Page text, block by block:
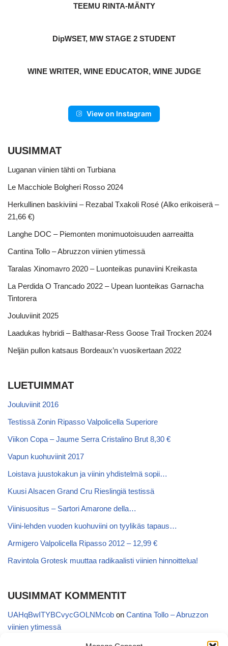
TEEMU RINTA-MÄNTY
DipWSET, MW STAGE 2 STUDENT
WINE WRITER, WINE EDUCATOR, WINE JUDGE
View on Instagram
UUSIMMAT
Luganan viinien tähti on Turbiana
Le Macchiole Bolgheri Rosso 2024
Herkullinen baskiviini – Rezabal Txakoli Rosé (Alko erikoiserä –
21,66 €)
Langhe DOC – Piemonten monimuotoisuuden aarreaitta
Cantina Tollo – Abruzzon viinien ytimessä
Taralas Xinomavro 2020 – Luonteikas punaviini Kreikasta
La Perdida O Trancado 2022 – Upean luonteikas Garnacha
Tintorera
Jouluviinit 2025
Laadukas hybridi – Balthasar-Ress Goose Trail Trocken 2024
Neljän pullon katsaus Bordeaux’n vuosikertaan 2022
LUETUIMMAT
Jouluviinit 2016
Testissä Zonin Ripasso Valpolicella Superiore
Viikon Copa – Jaume Serra Cristalino Brut 8,30 €
Vapun kuohuviinit 2017
Loistava juustokakun ja viinin yhdistelmä sopii…
Kuusi Alsacen Grand Cru Rieslingiä testissä
Viinisuositus – Sartori Amarone della…
Viini-lehden vuoden kuohuviini on tyylikäs tapaus…
Armigero Valpolicella Ripasso 2012 – 12,99 €
Ravintola Grotesk muuttaa radikaalisti viinien hinnoittelua!
UUSIMMAT KOMMENTIT
UAHqBwITYBCvycGOLNMcob on Cantina Tollo – Abruzzon
viinien ytimessä
EgVGGttRTxKfbqUaWNglbonCantina Tollo – Abruzzon viinien